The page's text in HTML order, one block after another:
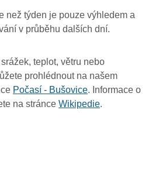
než týden je pouze výhledem a
v průběhu dalších dní.
teplot, větru nebo
prohlédnout na našem
Počasí - Bušovice. Informace o
na stránce Wikipedie.